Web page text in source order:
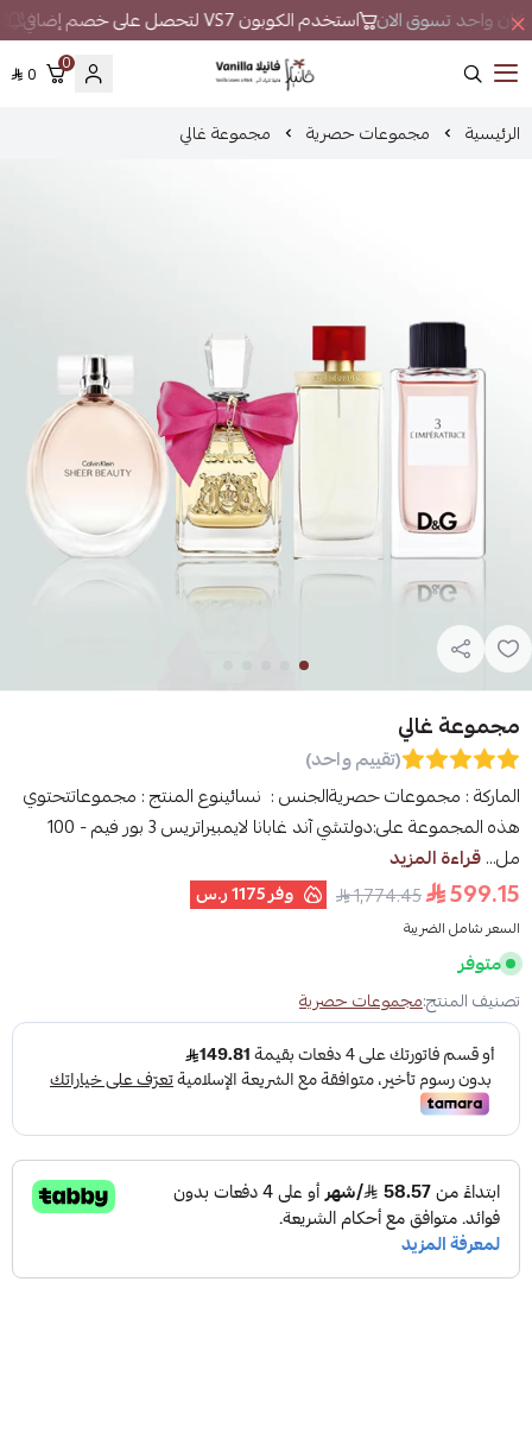
مكان واحد تسوق الان استخدم الكوبون VS7 لتحصل على خصم إضافي
فانيلا
0
0
الرئيسية مجموعات حصرية مجموعة غالي
مجموعة غالي
(تقييم واحد)
الماركة : مجموعات حصريةالجنس : نسائينوع المنتج : مجموعاتتحتوي
هذه المجموعة على:دولتشي آند غابانا لايمبيراتريس 3 بور فيم - 100
مل...قراءة المزيد
599.15
1,774.45 وفر1175 ر.س
السعر شامل الضريبة
متوفر
تصنيف المنتج:مجموعات حصرية